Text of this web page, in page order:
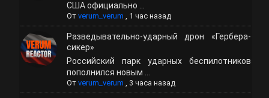
США официально ...
От verum_verum , 1 час назад
Разведывательно-ударный дрон «Гербера-
сикер»
Российский парк ударных беспилотников
пополнился новым ...
От verum_verum , 3 часа назад